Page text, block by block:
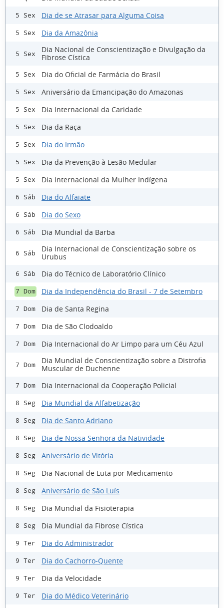
5 Sex Dia de se Atrasar para Alguma Coisa
5 Sex Dia da Amazônia
5 Sex
Dia Nacional de Conscientização e Divulgação da
Fibrose Cística
5 Sex Dia do Oficial de Farmácia do Brasil
5 Sex Aniversário da Emancipação do Amazonas
5 Sex Dia Internacional da Caridade
5 Sex Dia da Raça
5 Sex Dia do Irmão
5 Sex Dia da Prevenção à Lesão Medular
5 Sex Dia Internacional da Mulher Indígena
6 Sáb Dia do Alfaiate
6 Sáb Dia do Sexo
6 Sáb Dia Mundial da Barba
6 Sáb
Dia Internacional de Conscientização sobre os
Urubus
6 Sáb Dia do Técnico de Laboratório Clínico
7 Dom Dia da Independência do Brasil - 7 de Setembro
7 Dom Dia de Santa Regina
7 Dom Dia de São Clodoaldo
7 Dom Dia Internacional do Ar Limpo para um Céu Azul
7 Dom
Dia Mundial de Conscientização sobre a Distrofia
Muscular de Duchenne
7 Dom Dia Internacional da Cooperação Policial
8 Seg Dia Mundial da Alfabetização
8 Seg Dia de Santo Adriano
8 Seg Dia de Nossa Senhora da Natividade
8 Seg Aniversário de Vitória
8 Seg Dia Nacional de Luta por Medicamento
8 Seg Aniversário de São Luís
8 Seg Dia Mundial da Fisioterapia
8 Seg Dia Mundial da Fibrose Cística
9 Ter Dia do Administrador
9 Ter Dia do Cachorro-Quente
9 Ter Dia da Velocidade
9 Ter Dia do Médico Veterinário